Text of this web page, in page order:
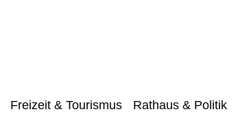
Freizeit & Tourismus Rathaus & Politik